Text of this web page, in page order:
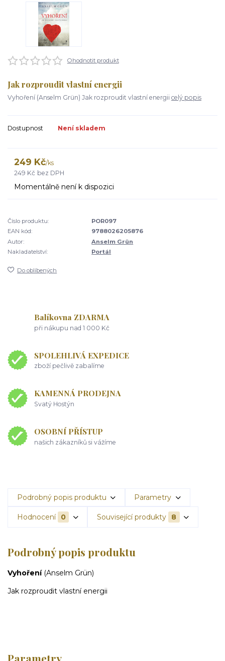
Ohodnotit produkt
Jak rozproudit vlastní energii
Vyhoření (Anselm Grün) Jak rozproudit vlastní energii celý popis
Dostupnost Není skladem
249 Kč/ks
249 Kč bez DPH
Momentálně není k dispozici
Číslo produktu:
POR097
EAN kód:
9788026205876
Autor:
Anselm Grün
Nakladatelství:
Portál
Do oblíbených
Balíkovna ZDARMA
při nákupu nad 1 000 Kč
SPOLEHLIVÁ EXPEDICE
zboží pečlivě zabalíme
KAMENNÁ PRODEJNA
Svatý Hostýn
OSOBNÍ PŘÍSTUP
našich zákazníků si vážíme
Podrobný popis produktu Parametry
Hodnocení 0 Související produkty 8
Podrobný popis produktu
Vyhoření (Anselm Grün)
Jak rozproudit vlastní energii
Parametry